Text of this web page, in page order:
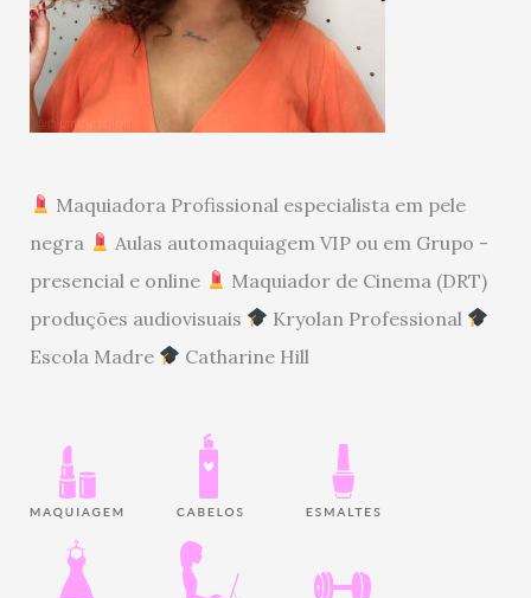
Maquiadora Profissional especialista em pele
negra
Aulas automaquiagem VIP ou em Grupo -
presencial e online
Maquiador de Cinema (DRT)
produções audiovisuais
Kryolan Professional
Escola Madre
Catharine Hill